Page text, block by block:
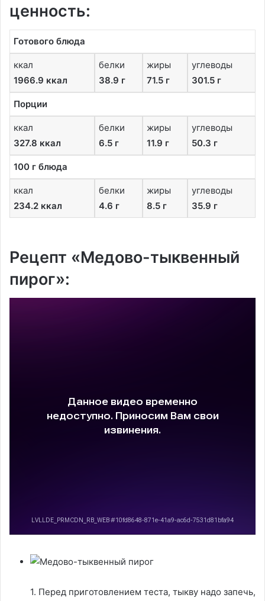
ценность:
Готового блюда
ккал
1966.9 ккал
белки
38.9 г
жиры
71.5 г
углеводы
301.5 г
Порции
ккал
327.8 ккал
белки
6.5 г
жиры
11.9 г
углеводы
50.3 г
100 г блюда
ккал
234.2 ккал
белки
4.6 г
жиры
8.5 г
углеводы
35.9 г
Рецепт «Медово-тыквенный
пирог»:
1. Перед приготовлением теста, тыкву надо запечь,